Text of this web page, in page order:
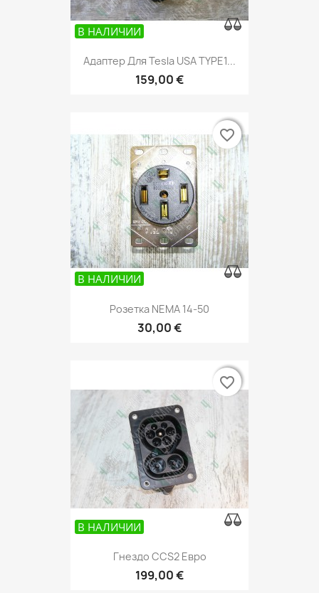
В НАЛИЧИИ
Адаптер Для Tesla USA TYPE1...
159,00 €
В НАЛИЧИИ
Розетка NEMA 14-50
30,00 €
favorite_border
favorite_border
В НАЛИЧИИ
Гнездо CCS2 Евро
199,00 €
favorite_border
favorite_border